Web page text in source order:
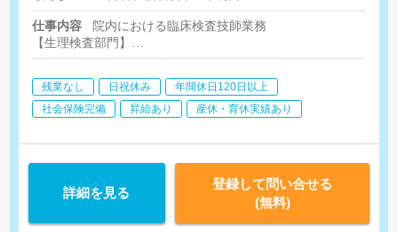
限 50,000円/月（最短の経路
から当院区間の小田急バスの
運賃は対象外です。
仕事内容
院内における臨床検査技師業務
【生理検査部門】
内視鏡にまつわる検査各種など
【健診部門】
※採血は看護師対応
残業なし 日祝休み
年間休日120日以上
社会保険完備
昇給あり 産休・育休実績あり
詳細を見る
登録して問い合せる
(無料)